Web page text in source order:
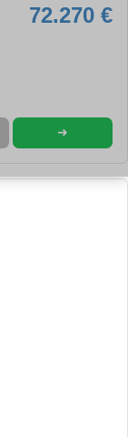
72.270 €
➜